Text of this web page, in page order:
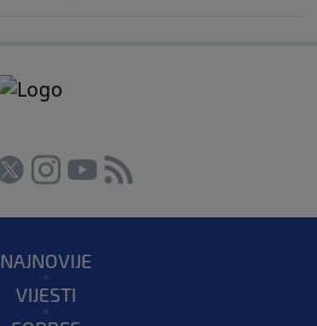
NAJNOVIJE
VIJESTI